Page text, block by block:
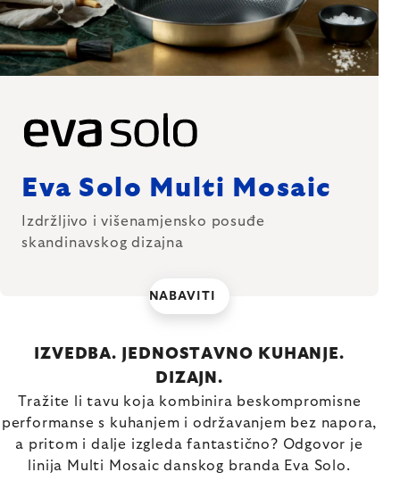
Eva Solo Multi Mosaic
Izdržljivo i višenamjensko posuđe
skandinavskog dizajna
NABAVITI
IZVEDBA. JEDNOSTAVNO KUHANJE.
DIZAJN.
Tražite li tavu koja kombinira beskompromisne
performanse s kuhanjem i održavanjem bez napora,
a pritom i dalje izgleda fantastično? Odgovor je
linija Multi Mosaic danskog branda Eva Solo.